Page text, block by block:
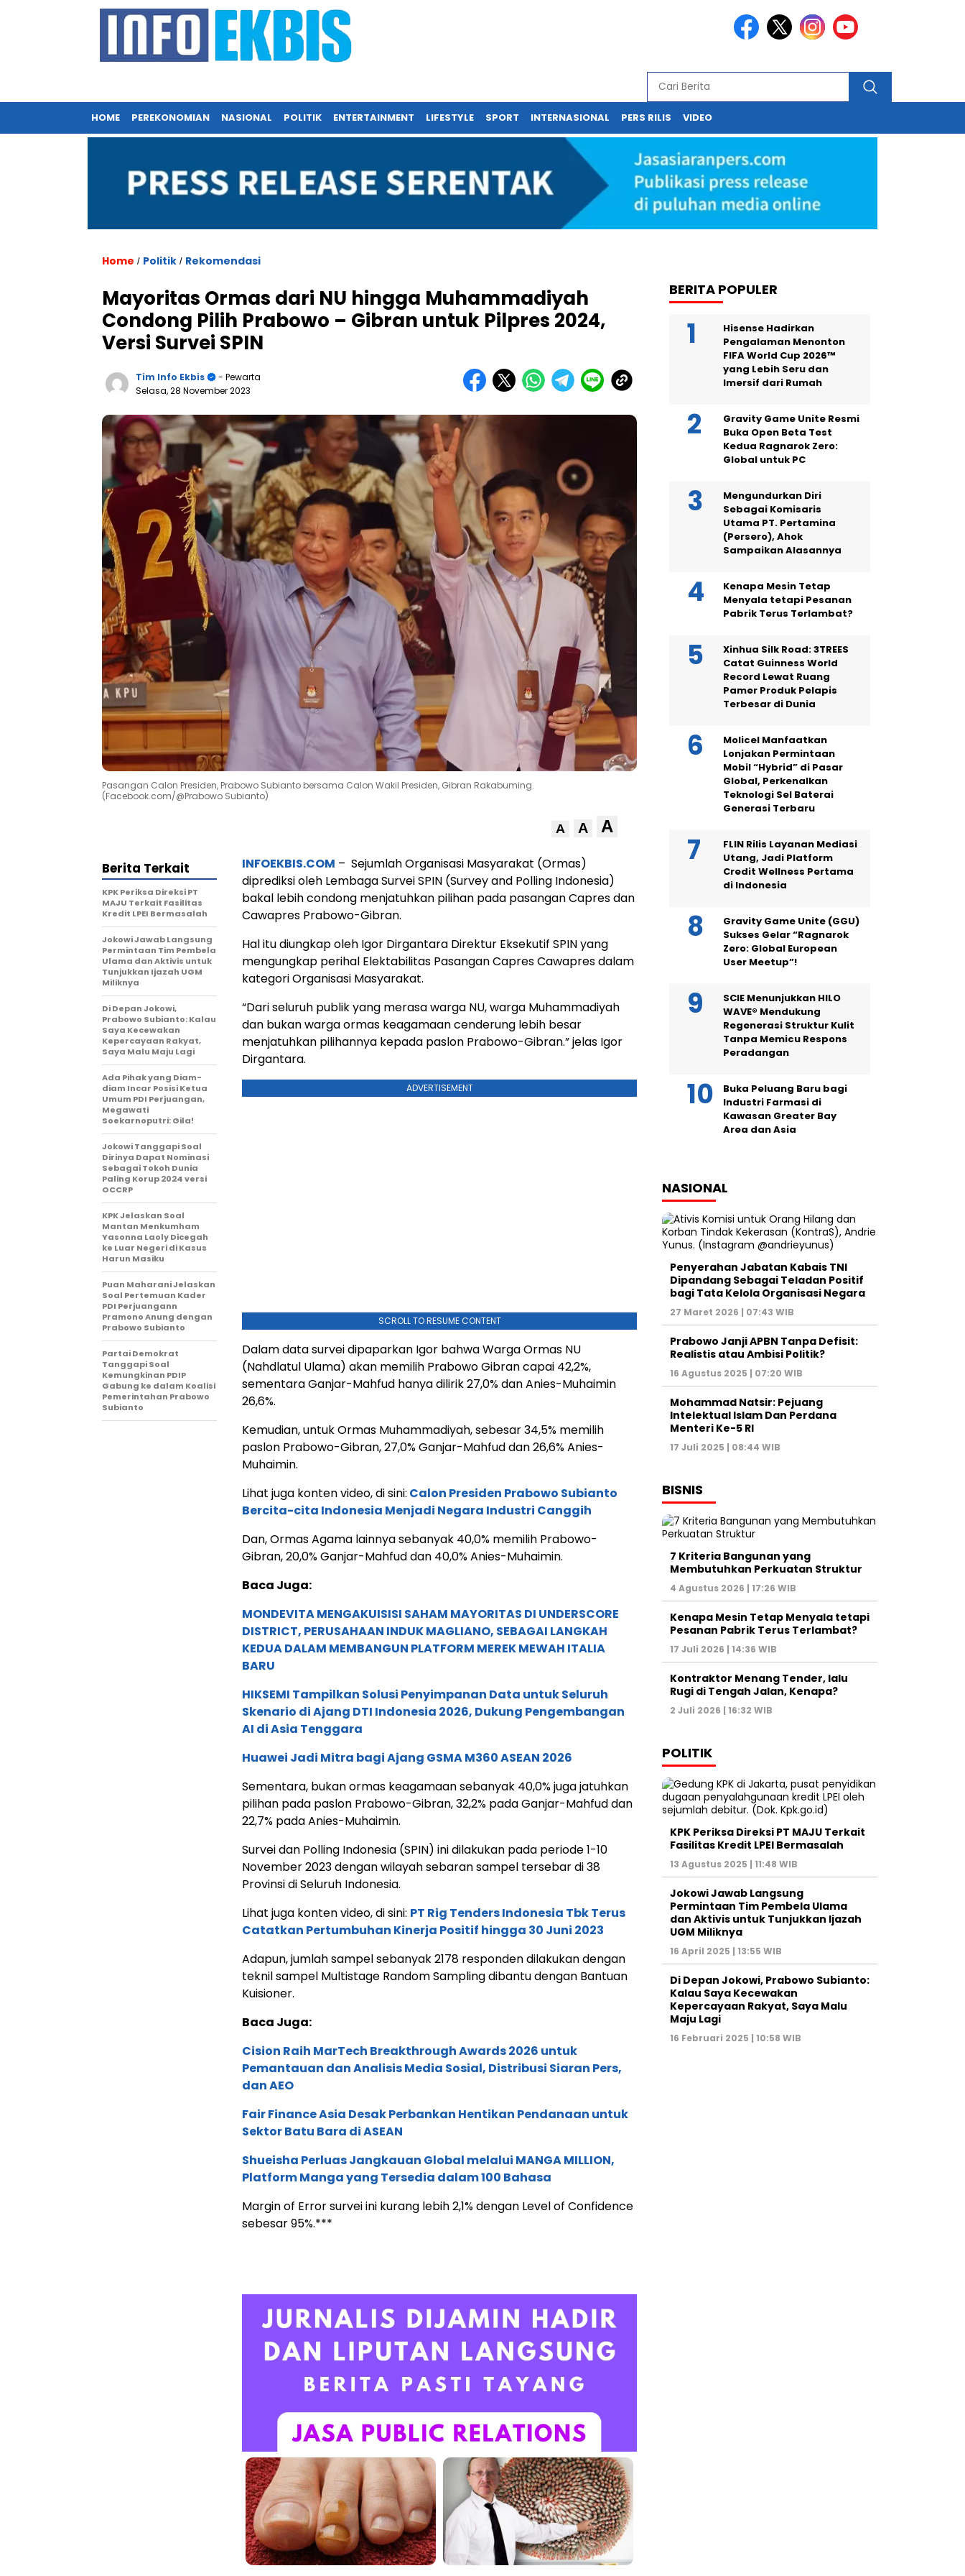
HOME PEREKONOMIAN NASIONAL POLITIK ENTERTAINMENT LIFESTYLE SPORT INTERNASIONAL PERS RILIS VIDEO
Home / Politik / Rekomendasi
Mayoritas Ormas dari NU hingga Muhammadiyah
Condong Pilih Prabowo – Gibran untuk Pilpres 2024,
Versi Survei SPIN
Tim Info Ekbis
- Pewarta
Selasa, 28 November 2023
Pasangan Calon Presiden, Prabowo Subianto bersama Calon Wakil Presiden, Gibran Rakabuming.
(Facebook.com/@Prabowo Subianto)
A A A
INFOEKBIS.COM – Sejumlah Organisasi Masyarakat (Ormas)
diprediksi oleh Lembaga Survei SPIN (Survey and Polling Indonesia)
bakal lebih condong menjatuhkan pilihan pada pasangan Capres dan
Cawapres Prabowo-Gibran.
Hal itu diungkap oleh Igor Dirgantara Direktur Eksekutif SPIN yang
mengungkap perihal Elektabilitas Pasangan Capres Cawapres dalam
kategori Organisasi Masyarakat.
“Dari seluruh publik yang merasa warga NU, warga Muhammadiyah
dan bukan warga ormas keagamaan cenderung lebih besar
menjatuhkan pilihannya kepada paslon Prabowo-Gibran.” jelas Igor
Dirgantara.
ADVERTISEMENT
SCROLL TO RESUME CONTENT
Dalam data survei dipaparkan Igor bahwa Warga Ormas NU
(Nahdlatul Ulama) akan memilih Prabowo Gibran capai 42,2%,
sementara Ganjar-Mahfud hanya dilirik 27,0% dan Anies-Muhaimin
26,6%.
Kemudian, untuk Ormas Muhammadiyah, sebesar 34,5% memilih
paslon Prabowo-Gibran, 27,0% Ganjar-Mahfud dan 26,6% Anies-
Muhaimin.
Lihat juga konten video, di sini: Calon Presiden Prabowo Subianto
Bercita-cita Indonesia Menjadi Negara Industri Canggih
Dan, Ormas Agama lainnya sebanyak 40,0% memilih Prabowo-
Gibran, 20,0% Ganjar-Mahfud dan 40,0% Anies-Muhaimin.
Baca Juga:
MONDEVITA MENGAKUISISI SAHAM MAYORITAS DI UNDERSCORE
DISTRICT, PERUSAHAAN INDUK MAGLIANO, SEBAGAI LANGKAH
KEDUA DALAM MEMBANGUN PLATFORM MEREK MEWAH ITALIA
BARU
HIKSEMI Tampilkan Solusi Penyimpanan Data untuk Seluruh
Skenario di Ajang DTI Indonesia 2026, Dukung Pengembangan
AI di Asia Tenggara
Huawei Jadi Mitra bagi Ajang GSMA M360 ASEAN 2026
Sementara, bukan ormas keagamaan sebanyak 40,0% juga jatuhkan
pilihan pada paslon Prabowo-Gibran, 32,2% pada Ganjar-Mahfud dan
22,7% pada Anies-Muhaimin.
Survei dan Polling Indonesia (SPIN) ini dilakukan pada periode 1-10
November 2023 dengan wilayah sebaran sampel tersebar di 38
Provinsi di Seluruh Indonesia.
Lihat juga konten video, di sini: PT Rig Tenders Indonesia Tbk Terus
Catatkan Pertumbuhan Kinerja Positif hingga 30 Juni 2023
Adapun, jumlah sampel sebanyak 2178 responden dilakukan dengan
teknil sampel Multistage Random Sampling dibantu dengan Bantuan
Kuisioner.
Baca Juga:
Cision Raih MarTech Breakthrough Awards 2026 untuk
Pemantauan dan Analisis Media Sosial, Distribusi Siaran Pers,
dan AEO
Fair Finance Asia Desak Perbankan Hentikan Pendanaan untuk
Sektor Batu Bara di ASEAN
Shueisha Perluas Jangkauan Global melalui MANGA MILLION,
Platform Manga yang Tersedia dalam 100 Bahasa
Margin of Error survei ini kurang lebih 2,1% dengan Level of Confidence
sebesar 95%.***
Berita Terkait
KPK Periksa Direksi PT
MAJU Terkait Fasilitas
Kredit LPEI Bermasalah
Jokowi Jawab Langsung
Permintaan Tim Pembela
Ulama dan Aktivis untuk
Tunjukkan Ijazah UGM
Miliknya
Di Depan Jokowi,
Prabowo Subianto: Kalau
Saya Kecewakan
Kepercayaan Rakyat,
Saya Malu Maju Lagi
Ada Pihak yang Diam-
diam Incar Posisi Ketua
Umum PDI Perjuangan,
Megawati
Soekarnoputri: Gila!
Jokowi Tanggapi Soal
Dirinya Dapat Nominasi
Sebagai Tokoh Dunia
Paling Korup 2024 versi
OCCRP
KPK Jelaskan Soal
Mantan Menkumham
Yasonna Laoly Dicegah
ke Luar Negeri di Kasus
Harun Masiku
Puan Maharani Jelaskan
Soal Pertemuan Kader
PDI Perjuangann
Pramono Anung dengan
Prabowo Subianto
Partai Demokrat
Tanggapi Soal
Kemungkinan PDIP
Gabung ke dalam Koalisi
Pemerintahan Prabowo
Subianto
BERITA POPULER
Hisense Hadirkan
Pengalaman Menonton
FIFA World Cup 2026™
yang Lebih Seru dan
Imersif dari Rumah
Gravity Game Unite Resmi
Buka Open Beta Test
Kedua Ragnarok Zero:
Global untuk PC
Mengundurkan Diri
Sebagai Komisaris
Utama PT. Pertamina
(Persero), Ahok
Sampaikan Alasannya
Kenapa Mesin Tetap
Menyala tetapi Pesanan
Pabrik Terus Terlambat?
Xinhua Silk Road: 3TREES
Catat Guinness World
Record Lewat Ruang
Pamer Produk Pelapis
Terbesar di Dunia
Molicel Manfaatkan
Lonjakan Permintaan
Mobil “Hybrid” di Pasar
Global, Perkenalkan
Teknologi Sel Baterai
Generasi Terbaru
FLIN Rilis Layanan Mediasi
Utang, Jadi Platform
Credit Wellness Pertama
di Indonesia
Gravity Game Unite (GGU)
Sukses Gelar “Ragnarok
Zero: Global European
User Meetup”!
SCIE Menunjukkan HILO
WAVE® Mendukung
Regenerasi Struktur Kulit
Tanpa Memicu Respons
Peradangan
Buka Peluang Baru bagi
Industri Farmasi di
Kawasan Greater Bay
Area dan Asia
NASIONAL
Penyerahan Jabatan Kabais TNI
Dipandang Sebagai Teladan Positif
bagi Tata Kelola Organisasi Negara
27 Maret 2026 | 07:43 WIB
Prabowo Janji APBN Tanpa Defisit:
Realistis atau Ambisi Politik?
16 Agustus 2025 | 07:20 WIB
Mohammad Natsir: Pejuang
Intelektual Islam Dan Perdana
Menteri Ke-5 RI
17 Juli 2025 | 08:44 WIB
BISNIS
7 Kriteria Bangunan yang
Membutuhkan Perkuatan Struktur
4 Agustus 2026 | 17:26 WIB
Kenapa Mesin Tetap Menyala tetapi
Pesanan Pabrik Terus Terlambat?
17 Juli 2026 | 14:36 WIB
Kontraktor Menang Tender, lalu
Rugi di Tengah Jalan, Kenapa?
2 Juli 2026 | 16:32 WIB
POLITIK
KPK Periksa Direksi PT MAJU Terkait
Fasilitas Kredit LPEI Bermasalah
13 Agustus 2025 | 11:48 WIB
Jokowi Jawab Langsung
Permintaan Tim Pembela Ulama
dan Aktivis untuk Tunjukkan Ijazah
UGM Miliknya
16 April 2025 | 13:55 WIB
Di Depan Jokowi, Prabowo Subianto:
Kalau Saya Kecewakan
Kepercayaan Rakyat, Saya Malu
Maju Lagi
16 Februari 2025 | 10:58 WIB